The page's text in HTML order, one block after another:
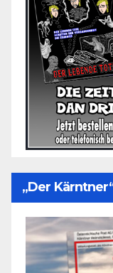
„Der